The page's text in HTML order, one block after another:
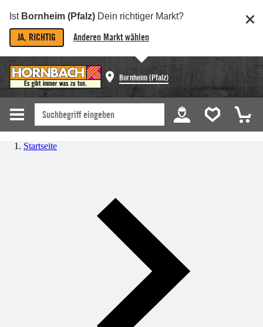
Ist Bornheim (Pfalz) Dein richtiger Markt?
JA, RICHTIG Anderen Markt wählen
Bornheim (Pfalz)
Startseite